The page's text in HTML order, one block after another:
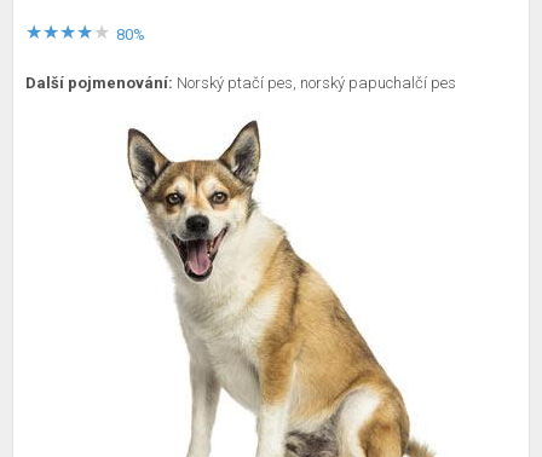
80%
Další pojmenování: Norský ptačí pes, norský papuchalčí pes